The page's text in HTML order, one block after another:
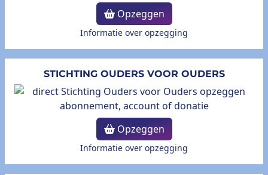
Opzeggen
Informatie over opzegging
STICHTING OUDERS VOOR OUDERS
Opzeggen
Informatie over opzegging